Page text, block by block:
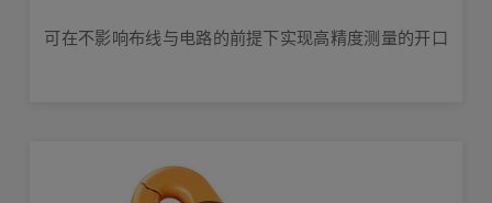
可在不影响布线与电路的前提下实现高精度测量的开口